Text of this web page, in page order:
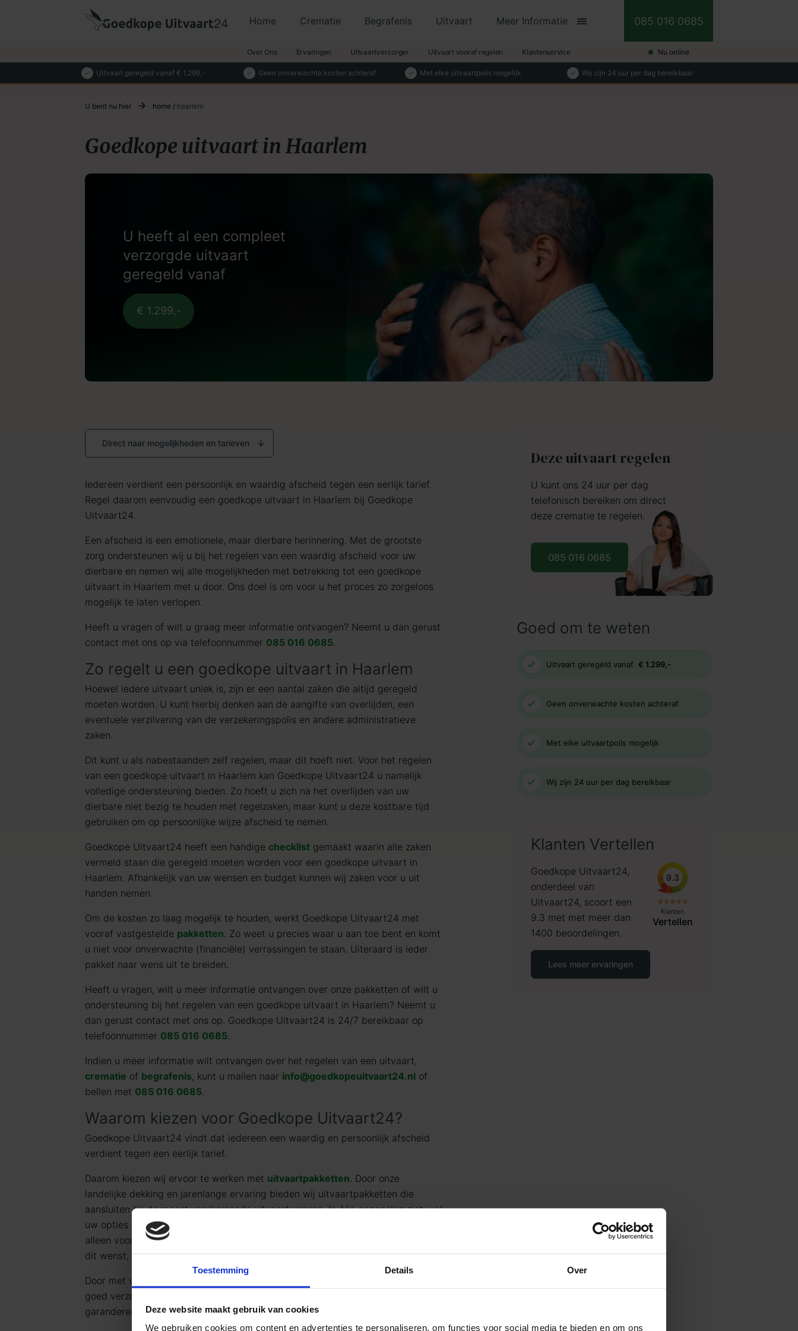
Toestemming Details Over
Deze website maakt gebruik van cookies
We gebruiken cookies om content en advertenties te personaliseren, om functies voor social media te bieden en om ons
Home Crematie Begrafenis Uitvaart Meer Informatie 085 016 0685
Over Ons Ervaringen Uitvaartverzorger Uitvaart vooraf regelen Klantenservice Nu online
Uitvaart geregeld vanaf € 1.299,- Geen onverwachte kosten achteraf Met elke uitvaartpolis mogelijk Wij zijn 24 uur per dag bereikbaar
U bent nu hier home / haarlem
Goedkope uitvaart in Haarlem
U heeft al een compleet
verzorgde uitvaart
geregeld vanaf
€ 1.299,-
Direct naar mogelijkheden en tarieven
Iedereen verdient een persoonlijk en waardig afscheid tegen een eerlijk tarief.
Regel daarom eenvoudig een goedkope uitvaart in Haarlem bij Goedkope
Uitvaart24.
Een afscheid is een emotionele, maar dierbare herinnering. Met de grootste
zorg ondersteunen wij u bij het regelen van een waardig afscheid voor uw
dierbare en nemen wij alle mogelijkheden met betrekking tot een goedkope
uitvaart in Haarlem met u door. Ons doel is om voor u het proces zo zorgeloos
mogelijk te laten verlopen.
Heeft u vragen of wilt u graag meer informatie ontvangen? Neemt u dan gerust
contact met ons op via telefoonnummer 085 016 0685.
Zo regelt u een goedkope uitvaart in Haarlem
Hoewel iedere uitvaart uniek is, zijn er een aantal zaken die altijd geregeld
moeten worden. U kunt hierbij denken aan de aangifte van overlijden, een
eventuele verzilvering van de verzekeringspolis en andere administratieve
zaken.
Dit kunt u als nabestaanden zelf regelen, maar dit hoeft niet. Voor het regelen
van een goedkope uitvaart in Haarlem kan Goedkope Uitvaart24 u namelijk
volledige ondersteuning bieden. Zo hoeft u zich na het overlijden van uw
dierbare niet bezig te houden met regelzaken, maar kunt u deze kostbare tijd
gebruiken om op persoonlijke wijze afscheid te nemen.
Goedkope Uitvaart24 heeft een handige checklist gemaakt waarin alle zaken
vermeld staan die geregeld moeten worden voor een goedkope uitvaart in
Haarlem. Afhankelijk van uw wensen en budget kunnen wij zaken voor u uit
handen nemen.
Om de kosten zo laag mogelijk te houden, werkt Goedkope Uitvaart24 met
vooraf vastgestelde pakketten. Zo weet u precies waar u aan toe bent en komt
u niet voor onverwachte (financiële) verrassingen te staan. Uiteraard is ieder
pakket naar wens uit te breiden.
Heeft u vragen, wilt u meer informatie ontvangen over onze pakketten of wilt u
ondersteuning bij het regelen van een goedkope uitvaart in Haarlem? Neemt u
dan gerust contact met ons op. Goedkope Uitvaart24 is 24/7 bereikbaar op
telefoonnummer 085 016 0685.
Indien u meer informatie wilt ontvangen over het regelen van een uitvaart,
crematie of begrafenis, kunt u mailen naar info@goedkopeuitvaart24.nl of
bellen met 085 016 0685.
Waarom kiezen voor Goedkope Uitvaart24?
Goedkope Uitvaart24 vindt dat iedereen een waardig en persoonlijk afscheid
verdient tegen een eerlijk tarief.
Daarom kiezen wij ervoor te werken met uitvaartpakketten. Door onze
landelijke dekking en jarenlange ervaring bieden wij uitvaartpakketten die
aansluiten bij de meest voorkomende uitvaartwensen. In één oogopslag ziet u al
uw opties en de daarbij behorende (eerlijke) prijzen. U betaalt op deze manier
alleen voor datgene wat u wilt afnemen en wat past binnen uw budget. Indien u
dit wenst, kunt u deze pakketten uiteraard uitbreiden.
Door met vaste uitvaartpakketten te werken, kan Goedkope Uitvaart24 u een
goed verzorgt, persoonlijk en waardig afscheid tegen een eerlijk tarief
garanderen.
Deze uitvaart regelen
U kunt ons 24 uur per dag
telefonisch bereiken om direct
deze crematie te regelen.
085 016 0685
Goed om te weten
Uitvaart geregeld vanaf € 1.299,-
Geen onverwachte kosten achteraf
Met elke uitvaartpolis mogelijk
Wij zijn 24 uur per dag bereikbaar
Klanten Vertellen
Goedkope Uitvaart24,
onderdeel van
Uitvaart24, scoort een
9.3 met met meer dan
1400 beoordelingen.
9.3
Klanten
Vertellen
Lees meer ervaringen